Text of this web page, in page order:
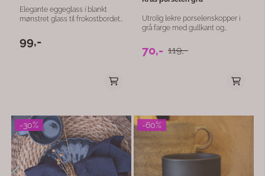
Elegante eggeglass i blankt
mønstret glass til frokostbordet.
99,-
Utrolig lekre porselenskopper i
grå farge med gullkant og
14cm d:10,5cm h:9cm
70,- 119,-
-30% -60%